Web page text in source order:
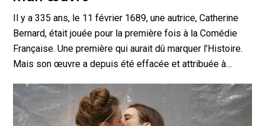
Il y a 335 ans, le 11 février 1689, une autrice, Catherine
Bernard, était jouée pour la première fois à la Comédie
Française. Une première qui aurait dû marquer l'Histoire.
Mais son œuvre a depuis été effacée et attribuée à…